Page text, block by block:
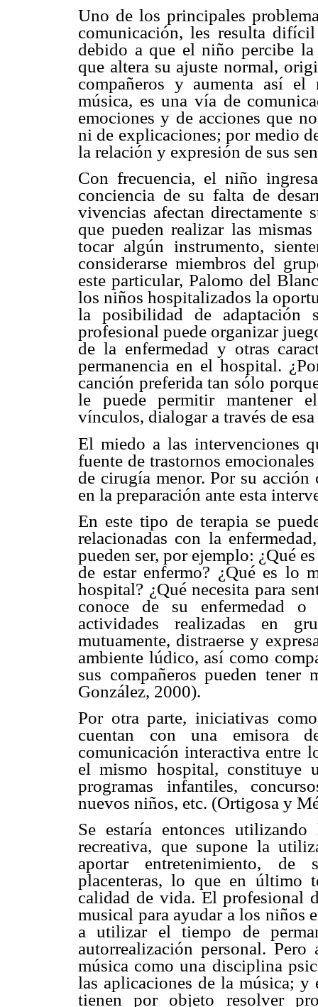
Uno de los principales
comunicación, les resulta difícil
debido a que el niño percibe
que altera su ajuste normal,
compañeros y aumenta así
música, es una vía de
emociones y de acciones que
ni de explicaciones; por medio
la relación y expresión de sus
Con frecuencia, el niño
conciencia de su falta de
vivencias afectan directamente
que pueden realizar las
tocar algún instrumento,
considerarse miembros del
este particular, Palomo del
los niños hospitalizados la
la posibilidad de adaptación
profesional puede organizar
de la enfermedad y otras
permanencia en el hospital.
canción preferida tan sólo
le puede permitir mantener
vínculos, dialogar a través de
El miedo a las intervenciones
fuente de trastornos
de cirugía menor. Por su acción
en la preparación ante esta
En este tipo de terapia se
relacionadas con la
pueden ser, por ejemplo: ¿Qué
de estar enfermo? ¿Qué es
hospital? ¿Qué necesita para
conoce de su enfermedad
actividades realizadas en
mutuamente, distraerse y
ambiente lúdico, así como
sus compañeros pueden tener
González, 2000).
Por otra parte, iniciativas
cuentan con una emisora
comunicación interactiva entre
el mismo hospital, constituye
programas infantiles,
nuevos niños, etc. (Ortigosa y
Se estaría entonces
recreativa, que supone la
aportar entretenimiento,
placenteras, lo que en último
calidad de vida. El profesional
musical para ayudar a los niños
a utilizar el tiempo de
autorrealización personal.
música como una disciplina
las aplicaciones de la música; y
tienen por objeto resolver